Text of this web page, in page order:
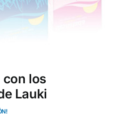
con los
Lauki